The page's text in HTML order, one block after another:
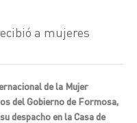
a mujeres
de la Mujer
del Gobierno de Formosa,
despacho en la Casa de